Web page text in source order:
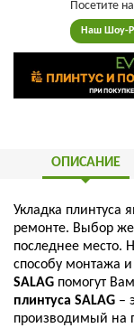
Посетите
Наш Шоу-
ОПИСАНИЕ
Укладка плинтуса
ремонте. Выбор же
последнее место.
способу монтажа и
SALAG помогут Вам
плинтуса SALAG –
производимый на